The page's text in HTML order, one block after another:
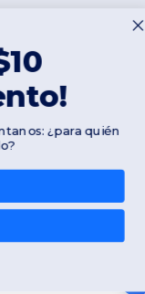
| Política de
¿para quién